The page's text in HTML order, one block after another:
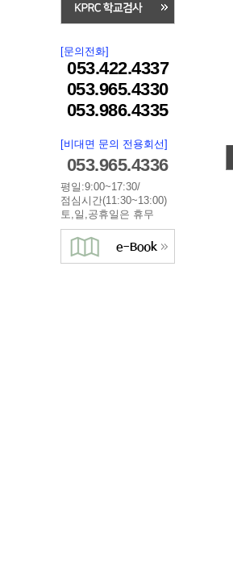
[문의전화]
053.422.4337
053.965.4330
053.986.4335
[비대면 문의 전용회선]
053.965.4336
평일:9:00~17:30/
점심시간(11:30~13:00)
토,일,공휴일은 휴무